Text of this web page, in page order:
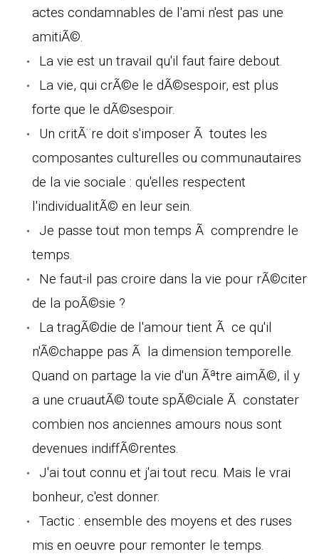
actes condamnables de l'ami n'est pas une
amitiÃ©.
La vie est un travail qu'il faut faire debout.
La vie, qui crÃ©e le dÃ©sespoir, est plus
forte que le dÃ©sespoir.
Un critÃ¨re doit s'imposer Ã toutes les
composantes culturelles ou communautaires
de la vie sociale : qu'elles respectent
l'individualitÃ© en leur sein.
Je passe tout mon temps Ã comprendre le
temps.
Ne faut-il pas croire dans la vie pour rÃ©citer
de la poÃ©sie ?
La tragÃ©die de l'amour tient Ã ce qu'il
n'Ã©chappe pas Ã la dimension temporelle.
Quand on partage la vie d'un Ãªtre aimÃ©, il y
a une cruautÃ© toute spÃ©ciale Ã constater
combien nos anciennes amours nous sont
devenues indiffÃ©rentes.
J'ai tout connu et j'ai tout recu. Mais le vrai
bonheur, c'est donner.
Tactic : ensemble des moyens et des ruses
mis en oeuvre pour remonter le temps.